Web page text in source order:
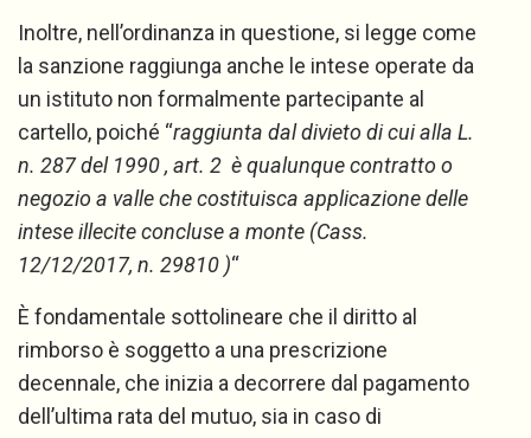
Inoltre, nell’ordinanza in questione, si legge come
la sanzione raggiunga anche le intese operate da
un istituto non formalmente partecipante al
cartello, poiché “raggiunta dal divieto di cui alla L.
n. 287 del 1990 , art. 2 è qualunque contratto o
negozio a valle che costituisca applicazione delle
intese illecite concluse a monte (Cass.
12/12/2017, n. 29810 )“
È fondamentale sottolineare che il diritto al
rimborso è soggetto a una prescrizione
decennale, che inizia a decorrere dal pagamento
dell’ultima rata del mutuo, sia in caso di